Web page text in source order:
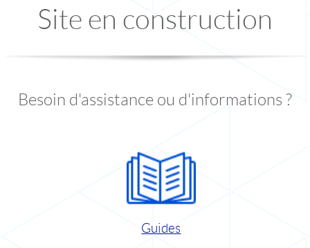
Site en construction
Besoin d'assistance ou d'informations ?
Guides